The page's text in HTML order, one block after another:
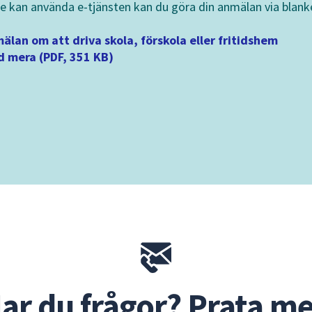
kan använda e-tjänsten kan du göra din anmälan via
om att driva skola, förskola eller fritidshem
mera (PDF, 351 KB)